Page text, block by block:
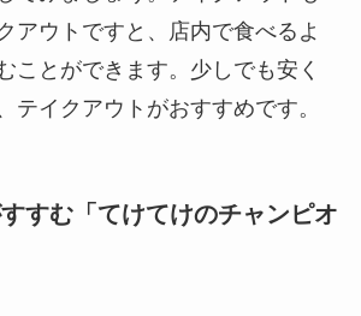
アウトですと、店内で食べるよ
ことができます。少しでも安く
テイクアウトがおすすめです。
すむ「てけてけのチャンピオ